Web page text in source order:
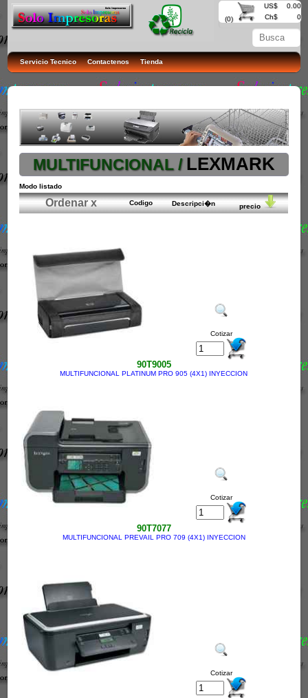
Servicio Tecnico Contactenos Tienda
(0)
US$
0.00
Ch$
0
MULTIFUNCIONAL / LEXMARK
Modo listado
Ordenar x Codigo Descripci�n precio
Cotizar
90T9005
MULTIFUNCIONAL PLATINUM PRO 905 (4X1) INYECCION
Cotizar
90T7077
MULTIFUNCIONAL PREVAIL PRO 709 (4X1) INYECCION
Cotizar